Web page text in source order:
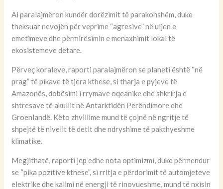
Ai paralajmëron kundër dorëzimit të parakohshëm, duke
theksuar nevojën për veprime “agresive” në uljen e
emetimeve dhe përmirësimin e menaxhimit lokal të
ekosistemeve detare.
Përveç koraleve, raporti paralajmëron se planeti është “në
prag” të pikave të tjera kthese, si tharja e pyjeve të
Amazonës, dobësimi i rrymave oqeanike dhe shkrirja e
shtresave të akullit në Antarktidën Perëndimore dhe
Groenlandë. Këto zhvillime mund të çojnë në ngritje të
shpejtë të nivelit të detit dhe ndryshime të pakthyeshme
klimatike.
Megjithatë, raporti jep edhe nota optimizmi, duke përmendur
se “pika pozitive kthese”, si rritja e përdorimit të automjeteve
elektrike dhe kalimi në energji të rinovueshme, mund të nxisin